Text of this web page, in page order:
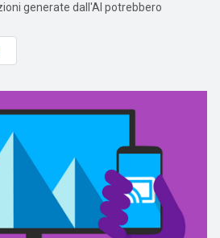
generate dall'AI potrebbero